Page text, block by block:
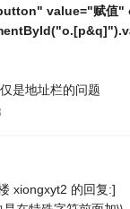
value="赋值"
是地址栏的问题
xiongxyt2 的回复:]